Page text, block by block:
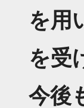
を用
を受
今後